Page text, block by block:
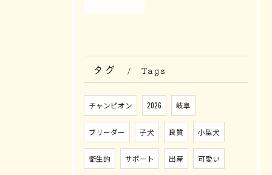
タグ Tags
チャンピオン 2026 岐阜
ブリーダー 子犬 良質 小型犬
衛生的 サポート 出産 可愛い